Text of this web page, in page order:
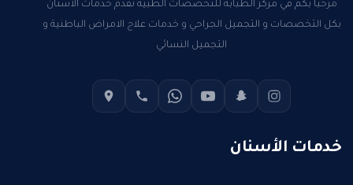
مرحبا بكم في مركز الطبابة للتخصصات الطبية نقدم خدمات الاسنان
بكل التخصصات و التجميل الجراحي و خدمات علاج الامراض الباطنية و
التجميل النسائي
خدمات الأسنان